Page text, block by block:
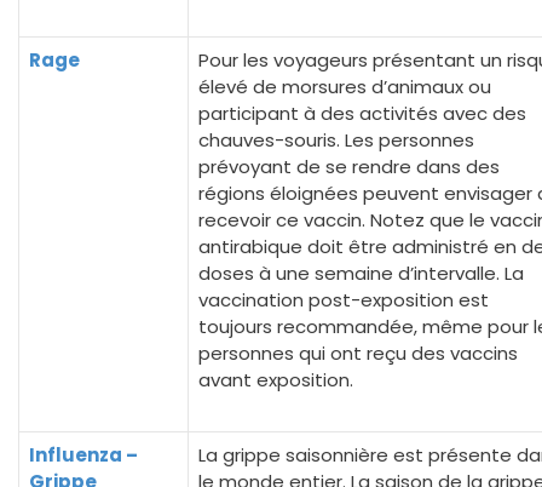
Rage
Pour les voyageurs présentant un
élevé de morsures d’animaux ou
participant à des activités avec des
chauves-souris. Les personnes
prévoyant de se rendre dans des
régions éloignées peuvent envisager
recevoir ce vaccin. Notez que le
antirabique doit être administré en
doses à une semaine d’intervalle. La
vaccination post-exposition est
toujours recommandée, même pour
personnes qui ont reçu des vaccins
avant exposition.
Influenza –
Grippe
La grippe saisonnière est présente
le monde entier. La saison de la